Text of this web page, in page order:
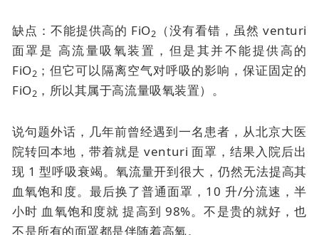
缺点：不能提供高的 FiO2 （没有看错，虽然venturi
面罩是 高流量吸氧装置，但是其并不能提供高的
FiO2 ；但它可以隔离空气对呼吸的影响，保证固定的
FiO2 ，所以其属于高流量吸氧装置）。
说句题外话，几年前曾经遇到一名患者，从北京大医
院转回本地，带着就是venturi 面罩 ，结果入院后出
现 1 型呼吸衰竭。氧流量开到很大，仍然无法提高其
血氧饱和度。最后换了普通面罩，10 升/分流速，半
小时 血氧饱和度就 提高到 98%。不是贵的就好，也
不是所有的面罩都是伴随着高氧。